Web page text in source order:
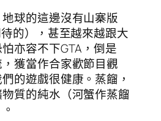
球的這邊沒有山寨版
的），甚至越來越跟大
亦容不下GTA，倒是
，獲當作合家歡節目觀
的遊戲很健康。蒸餾，
質的純水（河蟹作蒸餾